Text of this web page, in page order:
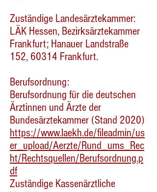
Zuständige Landesärztekammer:
LÄK Hessen, Bezirksärztekammer
Frankfurt; Hanauer Landstraße
152, 60314 Frankfurt.
Berufsordnung:
Berufsordnung für die deutschen
Ärztinnen und Ärzte der
Bundesärztekammer (Stand 2020)
https://www.laekh.de/fileadmin/us
er_upload/Aerzte/Rund_ums_Rec
ht/Rechtsquellen/Berufsordnung.p
df
Zuständige Kassenärztliche